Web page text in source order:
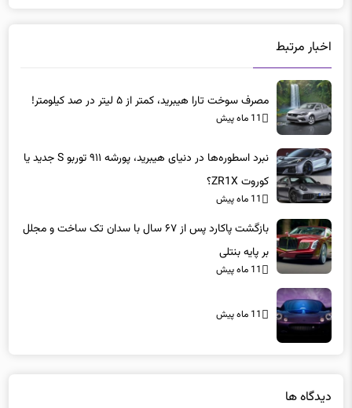
اخبار مرتبط
مصرف سوخت تارا هیبرید، کمتر از ۵ لیتر در صد کیلومتر!
11 ماه پیش
نبرد اسطوره‌ها در دنیای هیبرید، پورشه ۹۱۱ توربو S جدید یا
کوروت ZR1X؟
11 ماه پیش
بازگشت پاکارد پس از ۶۷ سال با سدان تک ساخت و مجلل
بر پایه بنتلی
11 ماه پیش
11 ماه پیش
دیدگاه ها